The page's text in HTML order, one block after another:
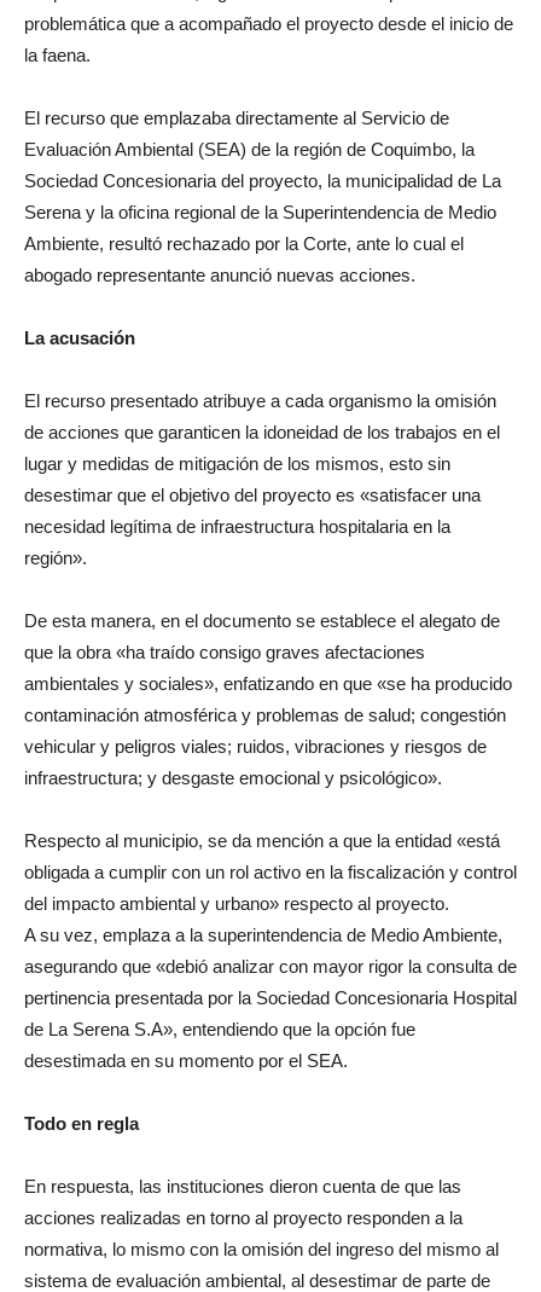
problemática que a acompañado el proyecto desde el inicio de
la faena.
El recurso que emplazaba directamente al Servicio de
Evaluación Ambiental (SEA) de la región de Coquimbo, la
Sociedad Concesionaria del proyecto, la municipalidad de La
Serena y la oficina regional de la Superintendencia de Medio
Ambiente, resultó rechazado por la Corte, ante lo cual el
abogado representante anunció nuevas acciones.
La acusación
El recurso presentado atribuye a cada organismo la omisión
de acciones que garanticen la idoneidad de los trabajos en el
lugar y medidas de mitigación de los mismos, esto sin
desestimar que el objetivo del proyecto es «satisfacer una
necesidad legítima de infraestructura hospitalaria en la
región».
De esta manera, en el documento se establece el alegato de
que la obra «ha traído consigo graves afectaciones
ambientales y sociales», enfatizando en que «se ha producido
contaminación atmosférica y problemas de salud; congestión
vehicular y peligros viales; ruidos, vibraciones y riesgos de
infraestructura; y desgaste emocional y psicológico».
Respecto al municipio, se da mención a que la entidad «está
obligada a cumplir con un rol activo en la fiscalización y control
del impacto ambiental y urbano» respecto al proyecto.
A su vez, emplaza a la superintendencia de Medio Ambiente,
asegurando que «debió analizar con mayor rigor la consulta de
pertinencia presentada por la Sociedad Concesionaria Hospital
de La Serena S.A», entendiendo que la opción fue
desestimada en su momento por el SEA.
Todo en regla
En respuesta, las instituciones dieron cuenta de que las
acciones realizadas en torno al proyecto responden a la
normativa, lo mismo con la omisión del ingreso del mismo al
sistema de evaluación ambiental, al desestimar de parte de